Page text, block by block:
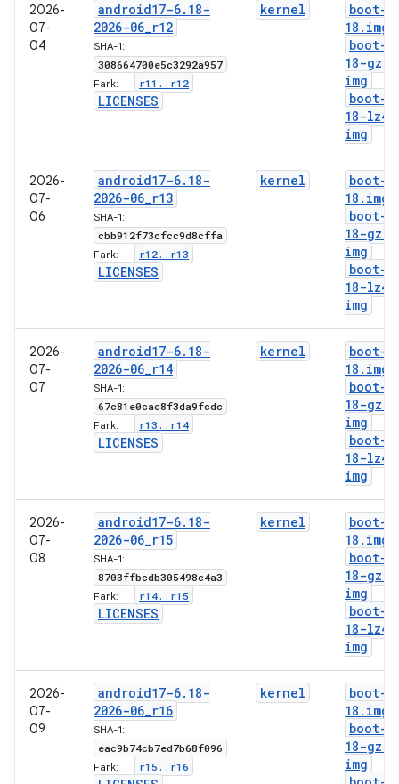
2026-
07-
04
android17-6. 18-
2026-06_r12
SHA-1:
308664700e5c3292a957
Fark: r11 . . r12
LICENSES
kernel boot-6
18 . img
boot-6
18-gz
img
boot-6
18-lz4
img
2026-
07-
06
android17-6. 18-
2026-06_r13
SHA-1:
cbb912f73cfcc9d8cffa
Fark: r12. . r13
LICENSES
kernel boot-6
18 . img
boot-6
18-gz
img
boot-6
18-lz4
img
2026-
07-
07
android17-6. 18-
2026-06_r14
SHA-1:
67c81e0cac8f3da9fcdc
Fark: r13 . . r14
LICENSES
kernel boot-6
18 . img
boot-6
18-gz
img
boot-6
18-lz4
img
2026-
07-
08
android17-6. 18-
2026-06_r15
SHA-1:
8703ffbcdb305498c4a3
Fark: r14. . r15
LICENSES
kernel boot-6
18 . img
boot-6
18-gz
img
boot-6
18-lz4
img
2026-
07-
09
android17-6. 18-
2026-06_r16
SHA-1:
eac9b74cb7ed7b68f096
Fark: r15 . . r16
kernel boot-6
18 . img
boot-6
18-gz
img